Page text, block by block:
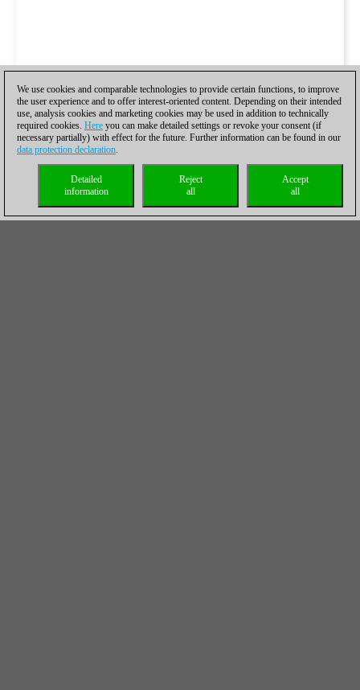
We use cookies and comparable technologies to provide certain functions, to improve
the user experience and to offer interest-oriented content. Depending on their intended
use, analysis cookies and marketing cookies may be used in addition to technically
required cookies. Here you can make detailed settings or revoke your consent (if
necessary partially) with effect for the future. Further information can be found in our
data protection declaration.
Accept
all
Reject
all
Detailed
information